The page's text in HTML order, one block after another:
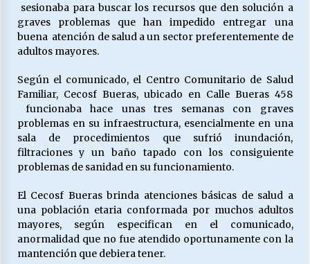
¿Asesores con doble sueldo?
18/04/2026
Chile y sus segmentos de la riqueza
06/04/2026
sesionaba para buscar los recursos que den solución a
graves problemas que han impedido entregar una
buena atención de salud a un sector preferentemente de
adultos mayores.
Según el comunicado, el Centro Comunitario de Salud
Familiar, Cecosf Bueras, ubicado en Calle Bueras 458
funcionaba hace unas tres semanas con graves
problemas en su infraestructura, esencialmente en una
sala de procedimientos que sufrió inundación,
filtraciones y un baño tapado con los consiguiente
problemas de sanidad en su funcionamiento.
El Cecosf Bueras brinda atenciones básicas de salud a
una población etaria conformada por muchos adultos
mayores, según especifican en el comunicado,
anormalidad que no fue atendido oportunamente con la
mantención que debiera tener.